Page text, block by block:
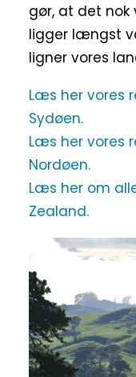
gør, at det
ligger længst
ligner vores
Læs her vores
Sydøen.
Læs her vores
Nordøen.
Læs her om
Zealand.